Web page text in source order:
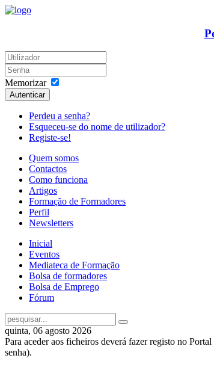
Memorizar
Autenticar
Perdeu a senha?
Esqueceu-se do nome de utilizador?
Registe-se!
Quem somos
Contactos
Como funciona
Artigos
Formação de Formadores
Perfil
Newsletters
Inicial
Eventos
Mediateca de Formação
Bolsa de formadores
Bolsa de Emprego
Fórum
quinta, 06 agosto 2026
Para aceder aos ficheiros deverá fazer registo no
senha).